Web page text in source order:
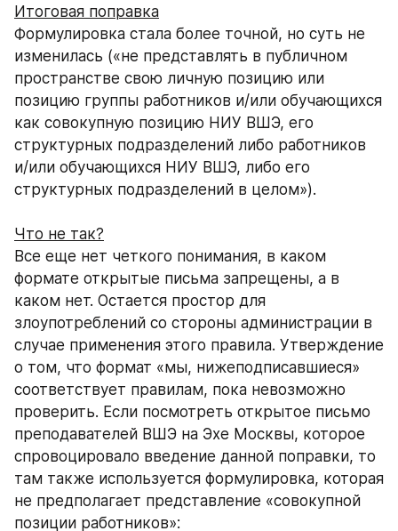
Формулировка стала более точной, но суть не
изменилась («не представлять в публичном
пространстве свою личную позицию или
позицию группы работников и/или обучающихся
как совокупную позицию НИУ ВШЭ, его
структурных подразделений либо работников
и/или обучающихся НИУ ВШЭ, либо его
структурных подразделений в целом»).
Что не так?
Все еще нет четкого понимания, в каком
формате открытые письма запрещены, а в
каком нет. Остается простор для
злоупотреблений со стороны администрации в
случае применения этого правила. Утверждение
о том, что формат «мы, нижеподписавшиеся»
соответствует правилам, пока невозможно
проверить. Если посмотреть открытое письмо
преподавателей ВШЭ на Эхе Москвы, которое
спровоцировало введение данной поправки, то
там также используется формулировка, которая
не предполагает представление «совокупной
позиции работников»: